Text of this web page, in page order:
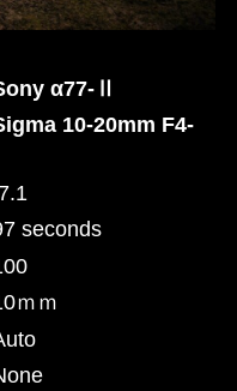
α77-Ⅱ
10-20mm F4-
ｍ